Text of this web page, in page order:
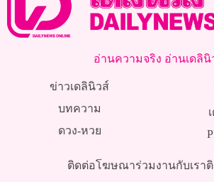
อ่านความจริง อ่านเดลินิ
ข่าวเดลินิวส์
บทความ
ดวง-หวย
ติดต่อโฆษณาร่วมงานกับเรา